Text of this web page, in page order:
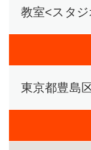
教室<スタ
東京都豊島